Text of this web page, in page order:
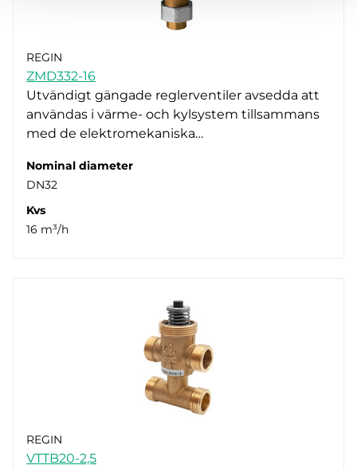
REGIN
ZMD332-16
Utvändigt gängade reglerventiler avsedda att
användas i värme- och kylsystem tillsammans
med de elektromekaniska…
Nominal diameter
DN32
Kvs
16 m³/h
REGIN
VTTB20-2,5